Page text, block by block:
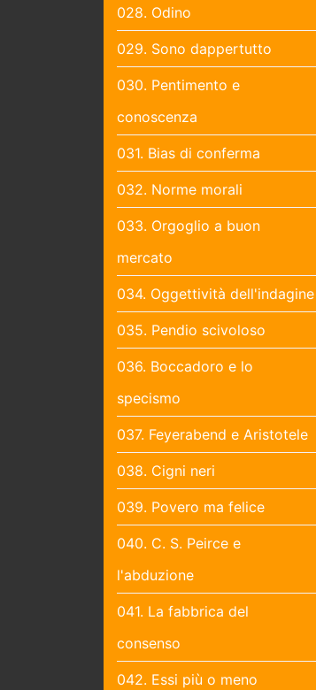
028. Odino
029. Sono dappertutto
030. Pentimento e
conoscenza
031. Bias di conferma
032. Norme morali
033. Orgoglio a buon
mercato
034. Oggettività dell'indagine
035. Pendio scivoloso
036. Boccadoro e lo
specismo
037. Feyerabend e Aristotele
038. Cigni neri
039. Povero ma felice
040. C. S. Peirce e
l'abduzione
041. La fabbrica del
consenso
042. Essi più o meno